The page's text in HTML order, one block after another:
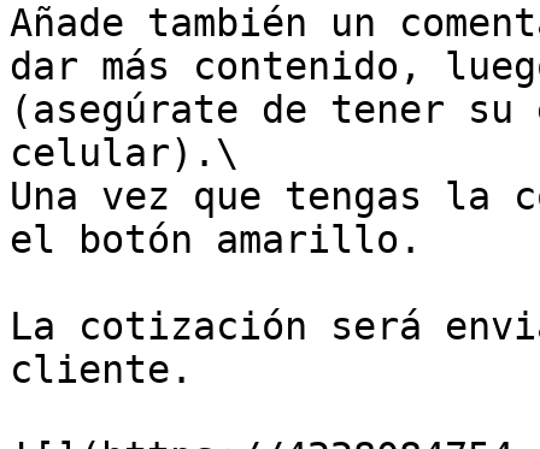
Añade también un
dar más contenido,
(asegúrate de tener su
celular).\
Una vez que tengas
el botón amarillo.
La cotización será
cliente.